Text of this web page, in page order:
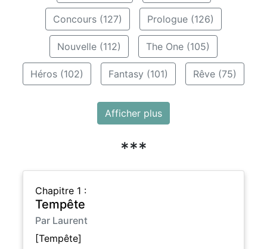
Concours (127) Prologue (126)
Nouvelle (112) The One (105)
Héros (102) Fantasy (101) Rêve (75)
Afficher plus
***
Chapitre 1 :
Tempête
Par Laurent
[Tempête]